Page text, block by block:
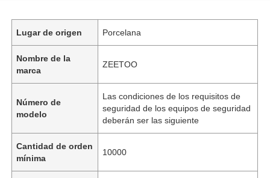
Lugar de origen Porcelana
Nombre de la
marca
ZEETOO
Número de
modelo
Las condiciones de los requisitos de
seguridad de los equipos de seguridad
deberán ser las siguiente
Cantidad de orden
mínima
10000